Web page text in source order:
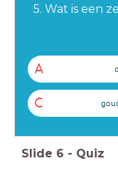
5. Wat is een
A
C
Slide 6 - Quiz